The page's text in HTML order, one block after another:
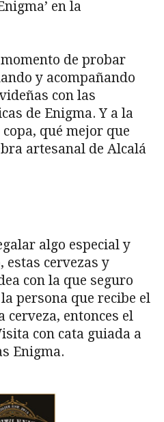
en la
momento de probar
y acompañando
con las
de Enigma. Y a la
qué mejor que
artesanal de Alcalá
algo especial y
estas cervezas y
con la que seguro
persona que recibe el
cerveza, entonces el
con cata guiada a
Enigma.